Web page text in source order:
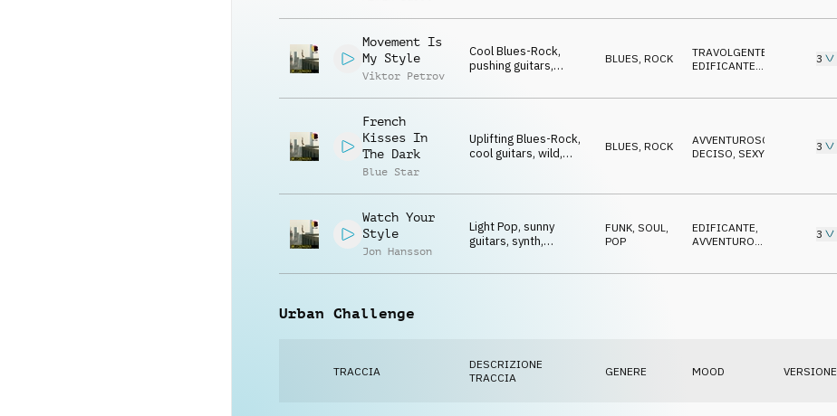
Movement Is
My Style
Viktor Petrov
Cool Blues-Rock,
pushing guitars,
daring
BLUES, ROCK TRAVOLGENTE
EDIFICANTE
3
French
Kisses In
The Dark
Blue Star
Uplifting Blues-Rock,
cool guitars, wild,
BLUES, ROCK AVVENTUROSO
DECISO SEXY 3
Watch Your
Style
Jon Hansson
Light Pop, sunny
guitars, synth,
happy
FUNK, SOUL
POP
EDIFICANTE
AVVENTUROSO
3
Urban Challenge
TRACCIA
DESCRIZIONE
TRACCIA
GENERE MOOD VERSIONE